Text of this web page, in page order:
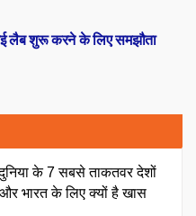
लैब शुरू करने के लिए समझौता
के 7 सबसे ताकतवर देशों
भारत के लिए क्यों है खास